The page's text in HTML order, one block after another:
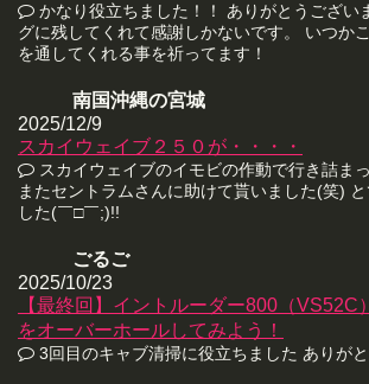
かなり役立ちました！！ ありがとうござい
グに残してくれて感謝しかないです。 いつか
を通してくれる事を祈ってます！
南国沖縄の宮城
2025/12/9
スカイウェイブ２５０が・・・・
スカイウェイブのイモビの作動で行き詰ま
またセントラムさんに助けて貰いました(笑)
した(￣□￣;)!!
ごるご
2025/10/23
【最終回】イントルーダー800（VS52C
をオーバーホールしてみよう！
3回目のキャブ清掃に役立ちました ありが